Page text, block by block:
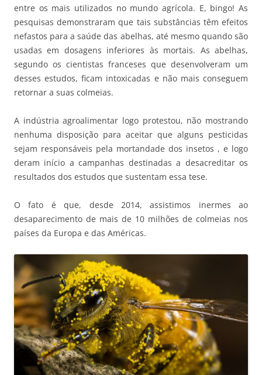
entre os mais utilizados no mundo agrícola. E, bingo! As
pesquisas demonstraram que tais substâncias têm efeitos
nefastos para a saúde das abelhas, até mesmo quando são
usadas em dosagens inferiores às mortais. As abelhas,
segundo os cientistas franceses que desenvolveram um
desses estudos, ficam intoxicadas e não mais conseguem
retornar a suas colmeias.
A indústria agroalimentar logo protestou, não mostrando
nenhuma disposição para aceitar que alguns pesticidas
sejam responsáveis pela mortandade dos insetos , e logo
deram início a campanhas destinadas a desacreditar os
resultados dos estudos que sustentam essa tese.
O fato é que, desde 2014, assistimos inermes ao
desaparecimento de mais de 10 milhões de colmeias nos
países da Europa e das Américas.